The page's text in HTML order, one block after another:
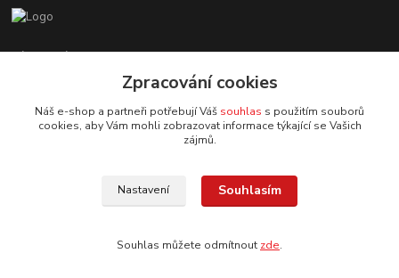
Zákaznická podpora EshopMB.cz
+420 606 622 002
eshopmb@seznam.cz
© Copyright 2024 Martha Black
Zpracování cookies
Náš e-shop a partneři potřebují Váš souhlas s použitím souborů
cookies, aby Vám mohli zobrazovat informace týkající se Vašich
zájmů.
Nastavení Souhlasím
Souhlas můžete odmítnout zde.